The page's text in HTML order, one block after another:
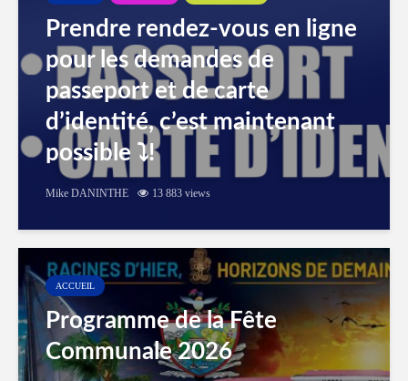
Prendre rendez-vous en ligne
pour les demandes de
passeport et de carte
d’identité, c’est maintenant
possible ⤵️!
Mike DANINTHE 13 883 views
ACCUEIL
Programme de la Fête
Communale 2026